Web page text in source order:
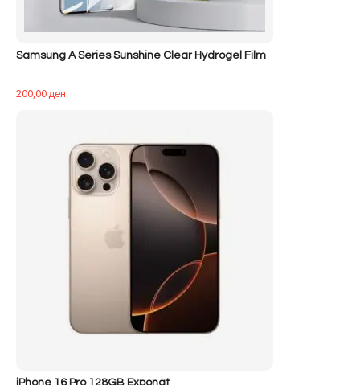
Samsung A Series Sunshine Clear Hydrogel Film
200,00ден
iPhone 16 Pro 128GB Exponat